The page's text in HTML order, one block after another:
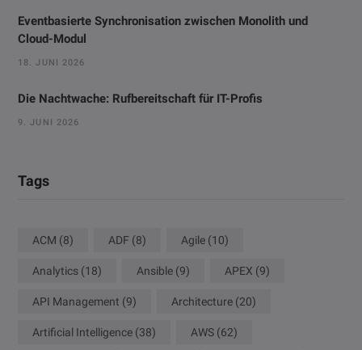
Eventbasierte Synchronisation zwischen Monolith und
Cloud-Modul
18. JUNI 2026
Die Nachtwache: Rufbereitschaft für IT-Profis
9. JUNI 2026
Tags
ACM (8) ADF (8) Agile (10)
Analytics (18) Ansible (9) APEX (9)
API Management (9) Architecture (20)
Artificial Intelligence (38) AWS (62)